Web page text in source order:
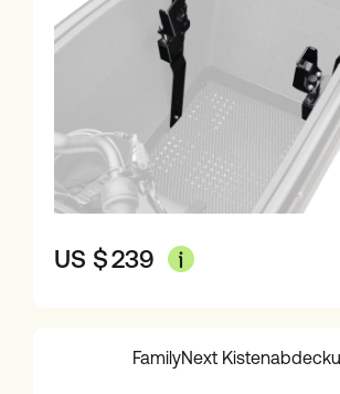
US $239
FamilyNext